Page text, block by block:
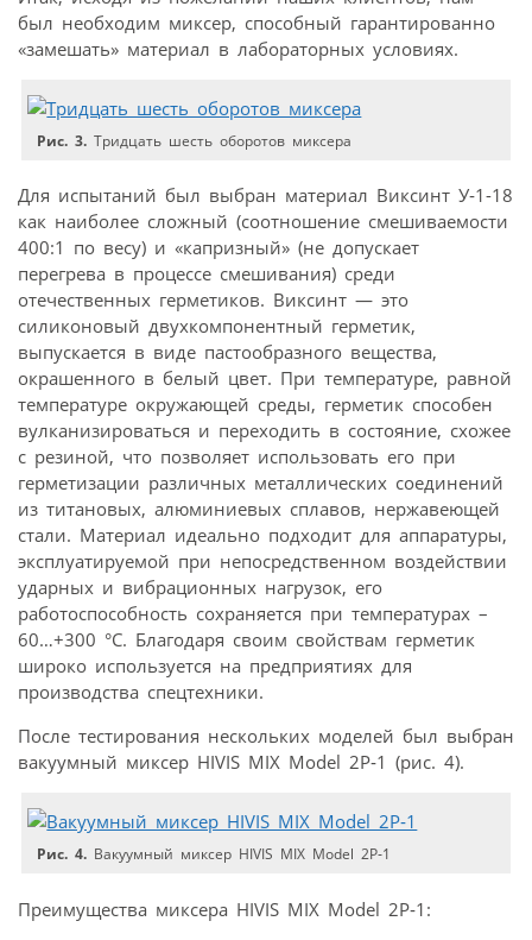
был необходим миксер, способный гарантированно
«замешать» материал в лабораторных условиях.
Рис. 3. Тридцать шесть оборотов миксера
Для испытаний был выбран материал Виксинт У‑1-18
как наиболее сложный (соотношение смешиваемости
400:1 по весу) и «капризный» (не допускает
перегрева в процессе смешивания) среди
отечественных герметиков. Виксинт — это
силиконовый двухкомпонентный герметик,
выпускается в виде пастообразного вещества,
окрашенного в белый цвет. При температуре, равной
температуре окружающей среды, герметик способен
вулканизироваться и переходить в состояние, схожее
с резиной, что позволяет использовать его при
герметизации различных металлических соединений
из титановых, алюминиевых сплавов, нержавеющей
стали. Материал идеально подходит для аппаратуры,
эксплуатируемой при непосредственном воздействии
ударных и вибрационных нагрузок, его
работоспособность сохраняется при температурах –
60…+300 °C. Благодаря своим свойствам герметик
широко используется на предприятиях для
производства спецтехники.
После тестирования нескольких моделей был выбран
вакуумный миксер HIVIS MIX Model 2P‑1 (рис. 4).
Рис. 4. Вакуумный миксер HIVIS MIX Model 2P‑1
Преимущества миксера HIVIS MIX Model 2P‑1: